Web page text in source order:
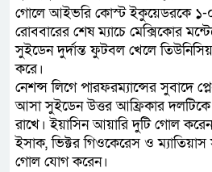
গোলে আইভরি কোস্ট ইকুয়েডরকে ১-০
রোববারের শেষ ম্যাচে মেক্সিকোর
সুইডেন দুর্দান্ত ফুটবল খেলে
করে।
নেশন্স লিগে পারফরম্যান্সের সুবাদে
আসা সুইডেন উত্তর আফ্রিকার
রাখে। ইয়াসিন আয়ারি দুটি গোল
ইসাক, ভিক্টর গিওকেরেস ও
গোল যোগ করেন।